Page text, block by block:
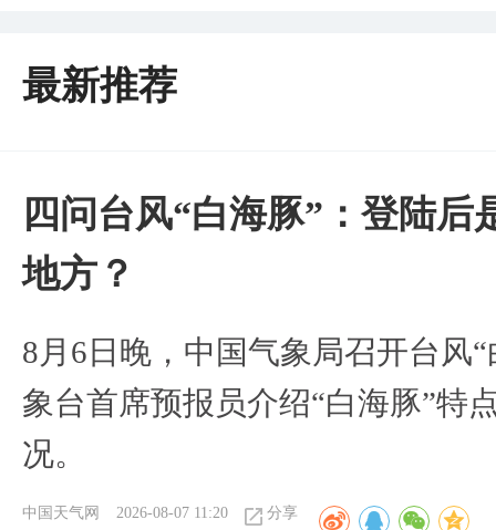
最新推荐
四问台风“白海豚”：登陆
地方？
8月6日晚，中国气象局召开台风
象台首席预报员介绍“白海豚”特
况。
中国天气网 2026-08-07 11:20 分享